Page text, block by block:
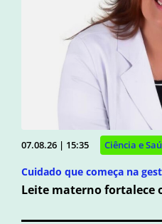
07.08.26 | 15:35 Ciência e
Cuidado que começa na
Leite materno fortalece